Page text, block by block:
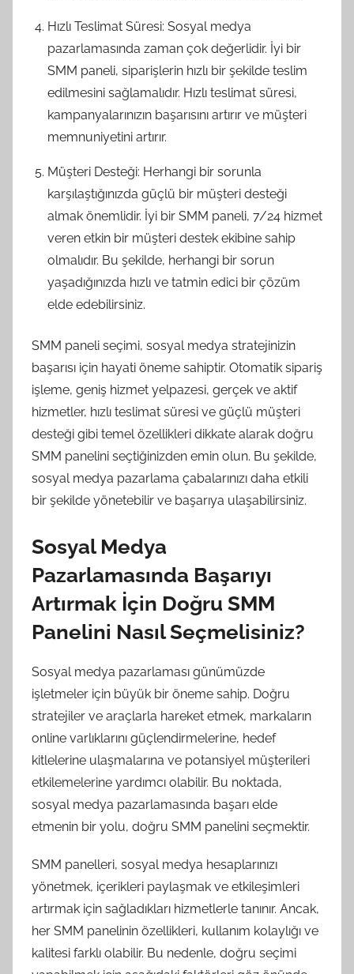
Hızlı Teslimat Süresi: Sosyal medya
pazarlamasında zaman çok değerlidir. İyi bir
SMM paneli, siparişlerin hızlı bir şekilde teslim
edilmesini sağlamalıdır. Hızlı teslimat süresi,
kampanyalarınızın başarısını artırır ve müşteri
memnuniyetini artırır.
Müşteri Desteği: Herhangi bir sorunla
karşılaştığınızda güçlü bir müşteri desteği
almak önemlidir. İyi bir SMM paneli, 7/24 hizmet
veren etkin bir müşteri destek ekibine sahip
olmalıdır. Bu şekilde, herhangi bir sorun
yaşadığınızda hızlı ve tatmin edici bir çözüm
elde edebilirsiniz.
SMM paneli seçimi, sosyal medya stratejinizin
başarısı için hayati öneme sahiptir. Otomatik sipariş
işleme, geniş hizmet yelpazesi, gerçek ve aktif
hizmetler, hızlı teslimat süresi ve güçlü müşteri
desteği gibi temel özellikleri dikkate alarak doğru
SMM panelini seçtiğinizden emin olun. Bu şekilde,
sosyal medya pazarlama çabalarınızı daha etkili
bir şekilde yönetebilir ve başarıya ulaşabilirsiniz.
Sosyal Medya
Pazarlamasında Başarıyı
Artırmak İçin Doğru SMM
Panelini Nasıl Seçmelisiniz?
Sosyal medya pazarlaması günümüzde
işletmeler için büyük bir öneme sahip. Doğru
stratejiler ve araçlarla hareket etmek, markaların
online varlıklarını güçlendirmelerine, hedef
kitlelerine ulaşmalarına ve potansiyel müşterileri
etkilemelerine yardımcı olabilir. Bu noktada,
sosyal medya pazarlamasında başarı elde
etmenin bir yolu, doğru SMM panelini seçmektir.
SMM panelleri, sosyal medya hesaplarınızı
yönetmek, içerikleri paylaşmak ve etkileşimleri
artırmak için sağladıkları hizmetlerle tanınır. Ancak,
her SMM panelinin özellikleri, kullanım kolaylığı ve
kalitesi farklı olabilir. Bu nedenle, doğru seçimi